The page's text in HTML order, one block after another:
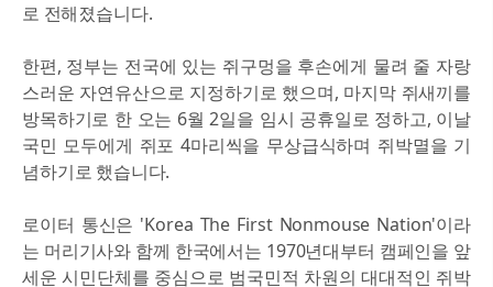
로 전해졌습니다.
한편, 정부는 전국에 있는 쥐구멍을 후손에게 물려 줄 자랑
스러운 자연유산으로 지정하기로 했으며, 마지막 쥐새끼를
방목하기로 한 오는 6월 2일을 임시 공휴일로 정하고, 이날
국민 모두에게 쥐포 4마리씩을 무상급식하며 쥐박멸을 기
념하기로 했습니다.
로이터 통신은 'Korea The First Nonmouse Nation'이라
는 머리기사와 함께 한국에서는 1970년대부터 캠페인을 앞
세운 시민단체를 중심으로 범국민적 차원의 대대적인 쥐박